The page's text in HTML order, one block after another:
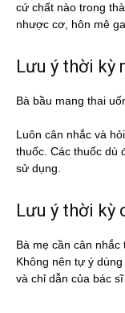
cứ chất nào trong
nhược cơ, hôn mê
Lưu ý thời kỳ
Bà bầu mang thai
Luôn cân nhắc và
thuốc. Các thuốc dù
sử dụng.
Lưu ý thời kỳ
Bà mẹ cần cân nhắc
Không nên tự ý
và chỉ dẫn của bác